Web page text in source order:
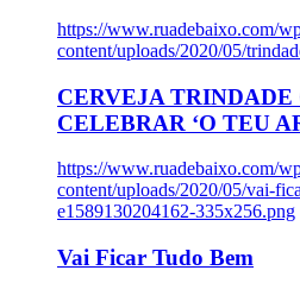
https://www.ruadebaixo.com/
content/uploads/2020/05/
CERVEJA TRINDADE
CELEBRAR ‘O TEU
https://www.ruadebaixo.com/
content/uploads/2020/05/vai-
e1589130204162-335x256.png
Vai Ficar Tudo Bem